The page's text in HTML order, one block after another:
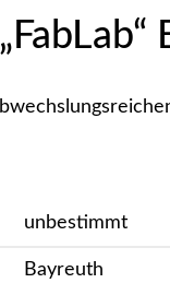
unbestimmt
Bayreuth